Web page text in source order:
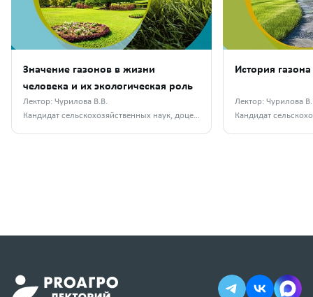
Значение газонов в жизни
человека и их экологическая роль
Лектор: Чурилова В.В.
Кандидат сельскохозяйственных наук, доцент кафедры селекции и семеноводства, лесного дела и садоводства РГАТУ им. П.А. Костычева
История газона
Лектор: Чурилова